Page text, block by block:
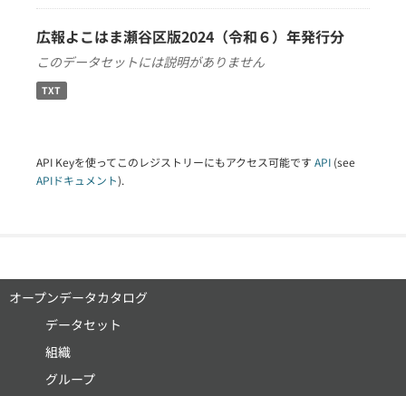
広報よこはま瀬谷区版2024（令和６）年発行分
このデータセットには説明がありません
TXT
API Keyを使ってこのレジストリーにもアクセス可能です API (see
APIドキュメント).
オープンデータカタログ
データセット
組織
グループ